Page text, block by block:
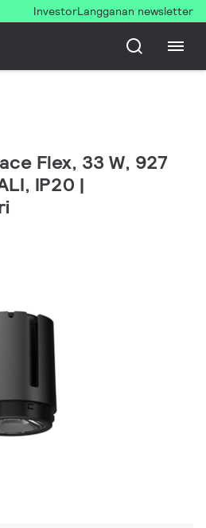
InvestorLangganan newsletter
Flex, 33 W, 927
IP20 |